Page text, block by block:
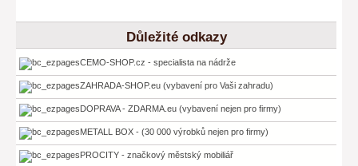
Důležité odkazy
CEMO-SHOP.cz - specialista na nádrže
ZAHRADA-SHOP.eu (vybavení pro Vaši zahradu)
DOPRAVA - ZDARMA.eu (vybavení nejen pro firmy)
METALL BOX - (30 000 výrobků nejen pro firmy)
PROCITY - značkový městský mobiliář